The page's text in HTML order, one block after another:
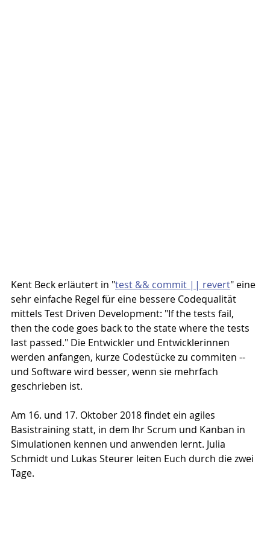
Kent Beck erläutert in "test && commit || revert" eine
sehr einfache Regel für eine bessere Codequalität
mittels Test Driven Development: "If the tests fail,
then the code goes back to the state where the tests
last passed." Die Entwickler und Entwicklerinnen
werden anfangen, kurze Codestücke zu commiten --
und Software wird besser, wenn sie mehrfach
geschrieben ist.
Am 16. und 17. Oktober 2018 findet ein agiles
Basistraining statt, in dem Ihr Scrum und Kanban in
Simulationen kennen und anwenden lernt. Julia
Schmidt und Lukas Steurer leiten Euch durch die zwei
Tage.